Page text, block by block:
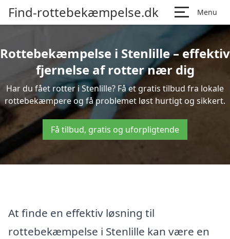
Find-rottebekæmpelse.dk Menu
Rottebekæmpelse i Stenlille – effektiv
fjernelse af rotter nær dig
Har du fået rotter i Stenlille? Få et gratis tilbud fra lokale
rottebekæmpere og få problemet løst hurtigt og sikkert.
Få tilbud, gratis og uforpligtende
At finde en effektiv løsning til
rottebekæmpelse i Stenlille kan være en